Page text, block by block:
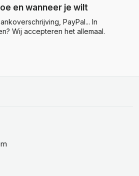
en wanneer je wilt
PayPal... In
Wij accepteren het allemaal.